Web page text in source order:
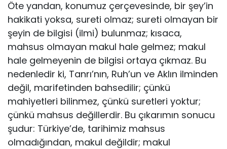
Öte yandan, konumuz çerçevesinde, bir şey’in
hakikati yoksa, sureti olmaz; sureti olmayan bir
şeyin de bilgisi (ilmi) bulunmaz; kısaca,
mahsus olmayan makul hale gelmez; makul
hale gelmeyenin de bilgisi ortaya çıkmaz. Bu
nedenledir ki, Tanrı’nın, Ruh’un ve Aklın ilminden
değil, marifetinden bahsedilir; çünkü
mahiyetleri bilinmez, çünkü suretleri yoktur;
çünkü mahsus değillerdir. Bu çıkarımın sonucu
şudur: Türkiye’de, tarihimiz mahsus
olmadığından, makul değildir; makul